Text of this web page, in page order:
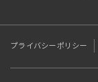
プライバシーポリシー